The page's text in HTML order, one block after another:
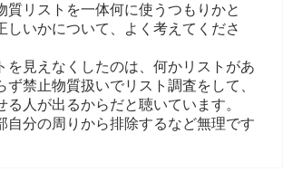
質リストを一体何に使うつもりかと
しいかについて、よく考えてくださ
を見えなくしたのは、何かリストがあ
ず禁止物質扱いでリスト調査をして、
る人が出るからだと聴いています。
自分の周りから排除するなど無理です